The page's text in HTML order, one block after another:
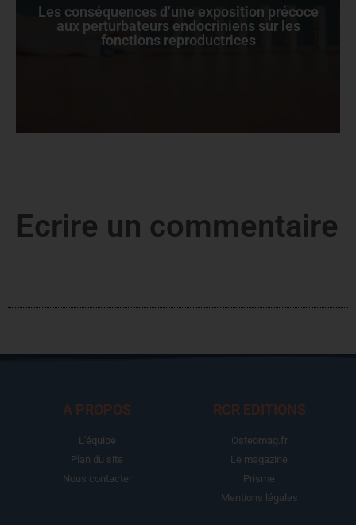
Les conséquences d’une exposition précoce
aux perturbateurs endocriniens sur les
fonctions reproductrices
Ecrire un commentaire
A PROPOS
L'équipe
Plan du site
Nous contacter
RCR EDITIONS
Osteomag.fr
Le magazine
Prisme
Mentions légales